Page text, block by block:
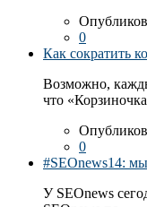
0
Как сократить
Возможно,
что
0
#SEOnews14:
У SEOnews